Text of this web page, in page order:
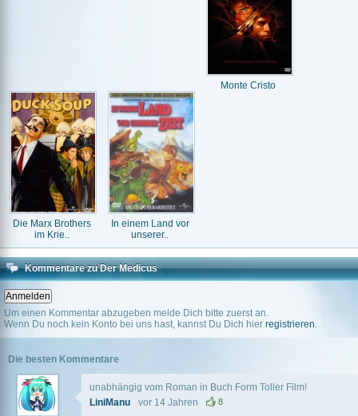
Monte Cristo
Die Marx Brothers
im Krie..
In einem Land vor
unserer..
Kommentare zu Der Medicus
Um einen Kommentar abzugeben melde Dich bitte zuerst an.
Wenn Du noch kein Konto bei uns hast, kannst Du Dich hier registrieren.
Die besten Kommentare
unabhängig vom Roman in Buch Form Toller Film!
LiniManu
vor 14 Jahren 8